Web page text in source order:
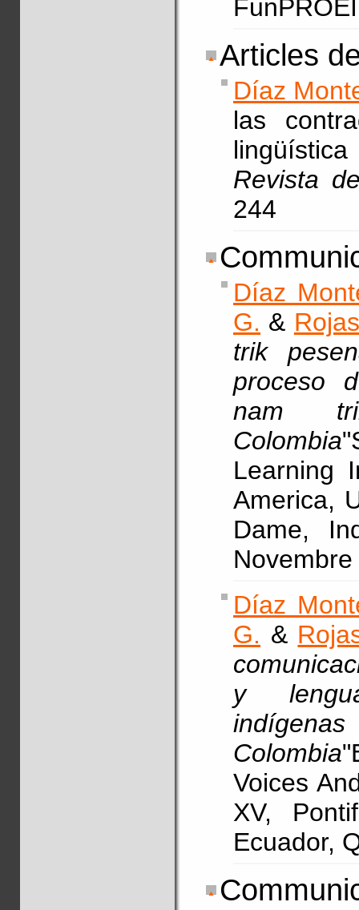
Articles
Díaz
las
Revista
244
Díaz
G. &
trik
proceso
nam
Colombia
Learning
America,
Dame,
Novembre
Díaz
G. &
y
Colombia
Voices
XV,
Ecuador,